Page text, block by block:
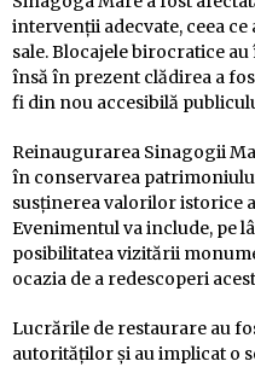
intervenții adecvate, ceea
sale. Blocajele birocratice
însă în prezent clădirea a
fi din nou accesibilă
Reinaugurarea Sinagogii
în conservarea
susținerea valorilor istorice
Evenimentul va include, pe
posibilitatea vizitării
ocazia de a redescoperi
Lucrările de restaurare au
autorităților și au implicat o